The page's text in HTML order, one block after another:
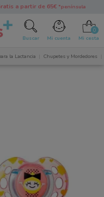
a partir de 65€ *península
Buscar Mi cuenta Mi cesta
la Lactancia Chupetes y Mordedores